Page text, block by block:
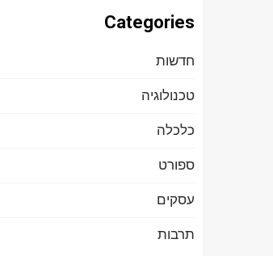
Categories
חדשות
טכנולוגיה
כלכלה
ספורט
עסקים
תרבות